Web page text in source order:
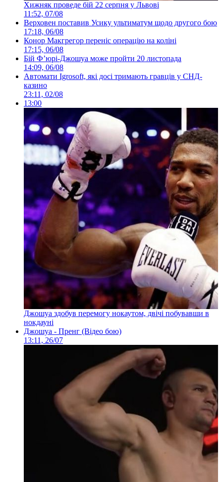
Хижняк проведе бій 22 серпня у Львові
11:52, 07/08
Верховен поставив Усику ультиматум щодо другого бою
17:18, 06/08
Конор Макгрегор переніс операцію на коліні
17:15, 06/08
Бій Ф’юрі-Джошуа може пройти 20 листопада
14:09, 06/08
Автомати Igrosoft, які досі тримають гравців у СНД-
казино
23:11, 02/08
13:00
Джошуа здобув перемогу нокаутом, двічі побувавши в
нокдауні
Джошуа - Пренг (Відео бою)
13:11, 26/07